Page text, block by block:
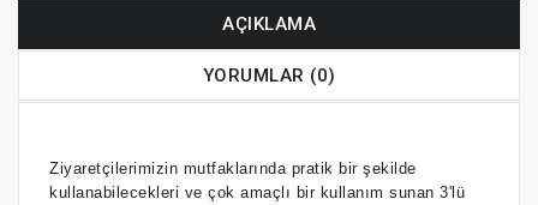
AÇIKLAMA
YORUMLAR (0)
Ziyaretçilerimizin mutfaklarında pratik bir şekilde
kullanabilecekleri ve çok amaçlı bir kullanım sunan 3'lü